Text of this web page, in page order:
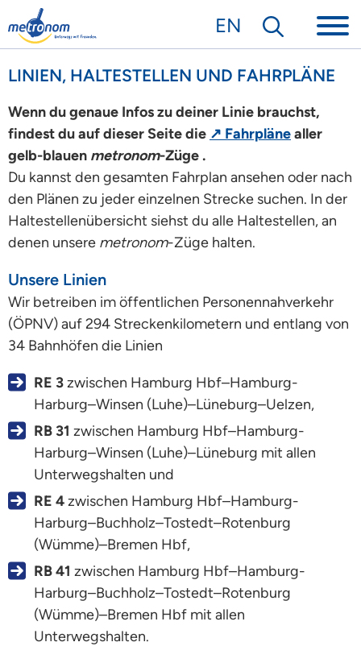
EN
LINIEN, HALTESTELLEN UND FAHRPLÄNE
Wenn du genaue Infos zu deiner Linie brauchst,
findest du auf dieser Seite die ↗ Fahrplänealler
gelb-blauen metronom-Züge .
Du kannst den gesamten Fahrplan ansehen oder nach
den Plänen zu jeder einzelnen Strecke suchen. In der
Haltestellenübersicht siehst du alle Haltestellen, an
denen unsere metronom-Züge halten.
Unsere Linien
Wir betreiben im öffentlichen Personennahverkehr
(ÖPNV) auf 294 Streckenkilometern und entlang von
34 Bahnhöfen die Linien
RE 3zwischen Hamburg Hbf–Hamburg-
Harburg–Winsen (Luhe)–Lüneburg–Uelzen,
RB 31 zwischen Hamburg Hbf–Hamburg-
Harburg–Winsen (Luhe)–Lüneburg mit allen
Unterwegshalten und
RE 4zwischen Hamburg Hbf–Hamburg-
Harburg–Buchholz–Tostedt–Rotenburg
(Wümme)–Bremen Hbf,
RB 41 zwischen Hamburg Hbf–Hamburg-
Harburg–Buchholz–Tostedt–Rotenburg
(Wümme)–Bremen Hbf mit allen
Unterwegshalten.